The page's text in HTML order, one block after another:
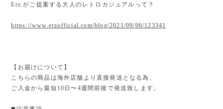
Erz.がご提案する大人のレトロカジュアルって？
https://www.erzofficial.com/blog/2021/09/06/123341
【お届けについて】
こちらの商品は海外店舗より直接発送となる為、
ご入金から最短10日〜4週間前後で発送致します。